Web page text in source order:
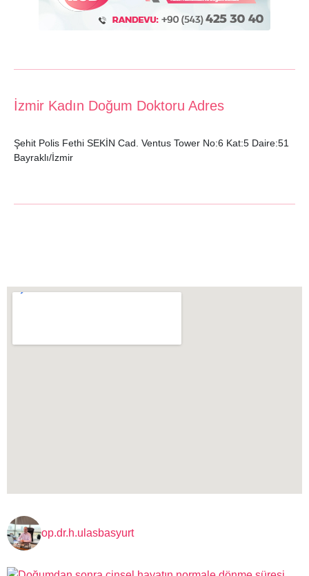
İzmir Kadın Doğum Doktoru Adres
Şehit Polis Fethi SEKİN Cad. Ventus Tower No:6 Kat:5 Daire:51
Bayraklı/İzmir
op.dr.h.ulasbasyurt